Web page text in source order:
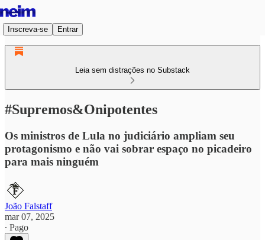
Inscreva-se Entrar
Leia sem distrações no Substack
#Supremos&Onipotentes
Os ministros de Lula no judiciário ampliam seu
protagonismo e não vai sobrar espaço no picadeiro
para mais ninguém
João Falstaff
mar 07, 2025
∙ Pago